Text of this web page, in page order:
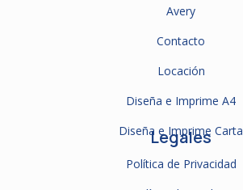
Avery
Contacto
Locación
Diseña e Imprime A4
Diseña e Imprime Carta
Legales
Política de Privacidad